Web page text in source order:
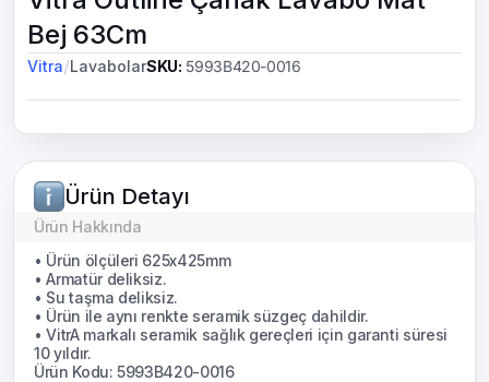
Bej 63Cm
Vitra/LavabolarSKU: 5993B420-0016
Ürün Detayı
Ürün Hakkında
• Ürün ölçüleri 625x425mm
• Armatür deliksiz.
• Su taşma deliksiz.
• Ürün ile aynı renkte seramik süzgeç dahildir.
• VitrA markalı seramik sağlık gereçleri için garanti süresi
10 yıldır.
Ürün Kodu: 5993B420-0016